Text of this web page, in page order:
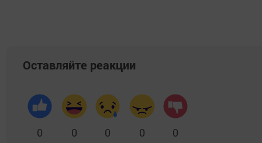
Оставляйте реакции
0 0 0 0 0